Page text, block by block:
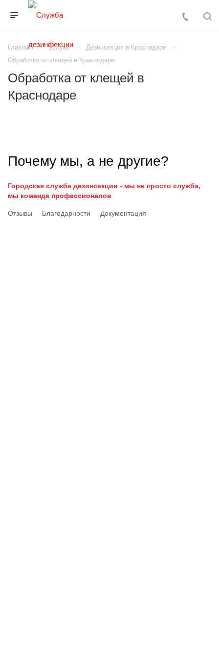
Главная Услуги
Дезинсекция в Краснодаре
Обработка от клещей в Краснодаре
Обработка от клещей в
Краснодаре
Почему мы, а не другие?
Городская служба дезинсекции - мы не просто служба,
мы команда профессионалов
Отзывы Благодарности Документация